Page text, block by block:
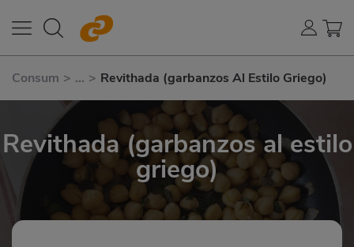
Consum > ... > Revithada (garbanzos Al Estilo Griego)
Revithada (garbanzos al estilo
griego)